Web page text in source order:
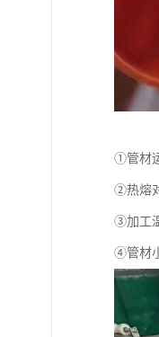
①管材
②热熔
③加工
④管材